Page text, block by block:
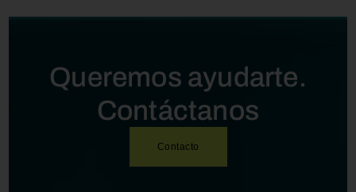
Queremos ayudarte.
Contáctanos
Contacto